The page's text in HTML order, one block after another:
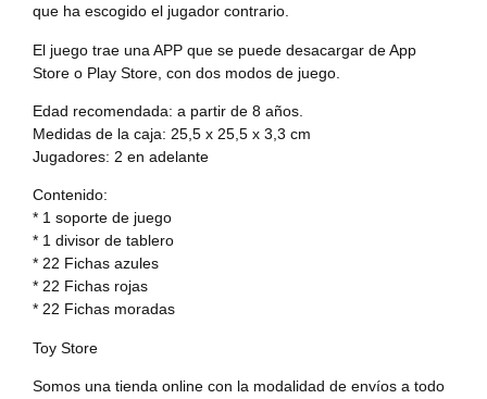
que ha escogido el jugador contrario.
El juego trae una APP que se puede desacargar de App
Store o Play Store, con dos modos de juego.
Edad recomendada: a partir de 8 años.
Medidas de la caja: 25,5 x 25,5 x 3,3 cm
Jugadores: 2 en adelante
Contenido:
* 1 soporte de juego
* 1 divisor de tablero
* 22 Fichas azules
* 22 Fichas rojas
* 22 Fichas moradas
Toy Store
Somos una tienda online con la modalidad de envíos a todo